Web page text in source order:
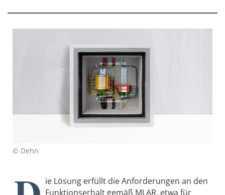
© Dehn
ie Lösung erfüllt die Anforderungen an den
Funktionserhalt gemäß MLAR, etwa für